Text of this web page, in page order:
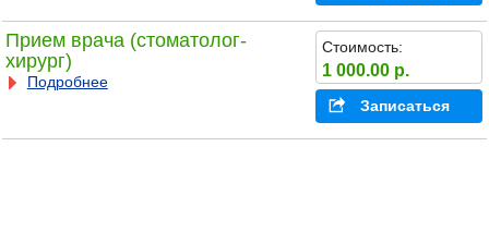
Прием врача (стоматолог-
хирург)
Подробнее
Стоимость:
1 000.00 р.
Записаться